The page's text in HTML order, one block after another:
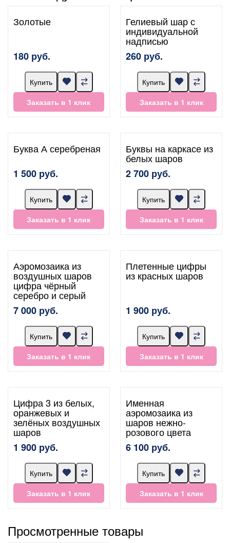
Золотые
180 руб.
Купить
Заказать в 1 клик
Гелиевый шар с
индивидуальной
надписью
260 руб.
Купить
Заказать в 1 клик
Буква А серебреная
1 500 руб.
Купить
Заказать в 1 клик
Буквы на каркасе из
белых шаров
2 700 руб.
Купить
Заказать в 1 клик
Аэромозаика из
воздушных шаров
цифра чёрный
серебро и серый
7 000 руб.
Купить
Заказать в 1 клик
Плетенные цифры
из красных шаров
1 900 руб.
Купить
Заказать в 1 клик
Цифра 3 из белых,
оранжевых и
зелёных воздушных
шаров
1 900 руб.
Купить
Заказать в 1 клик
Именная
аэромозаика из
шаров нежно-
розового цвета
6 100 руб.
Купить
Заказать в 1 клик
Просмотренные товары